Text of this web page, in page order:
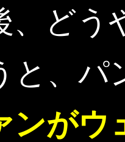
どう
と、パ
ンがウ